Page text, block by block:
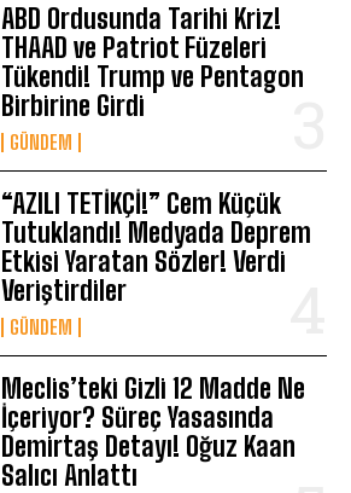
ABD Ordusunda Tarihi Kriz!
THAAD ve Patriot Füzeleri
Tükendi! Trump ve Pentagon
Birbirine Girdi
GÜNDEM
“AZILI TETİKÇİ!” Cem Küçük
Tutuklandı! Medyada Deprem
Etkisi Yaratan Sözler! Verdi
Veriştirdiler
GÜNDEM
Meclis’teki Gizli 12 Madde Ne
İçeriyor? Süreç Yasasında
Demirtaş Detayı! Oğuz Kaan
Salıcı Anlattı